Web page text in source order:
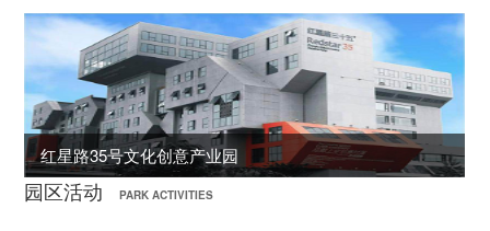
红星路35号文化创意产业园
next
园区活动 PARK ACTIVITIES